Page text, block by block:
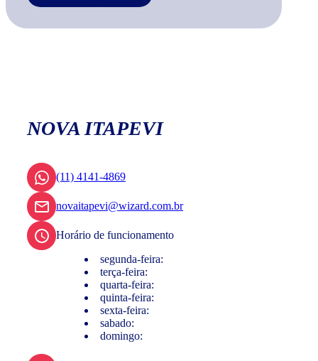
NOVA ITAPEVI
(11) 4141-4869
novaitapevi@wizard.com.br
Horário de funcionamento
segunda-feira:
terça-feira:
quarta-feira:
quinta-feira:
sexta-feira:
sabado:
domingo: